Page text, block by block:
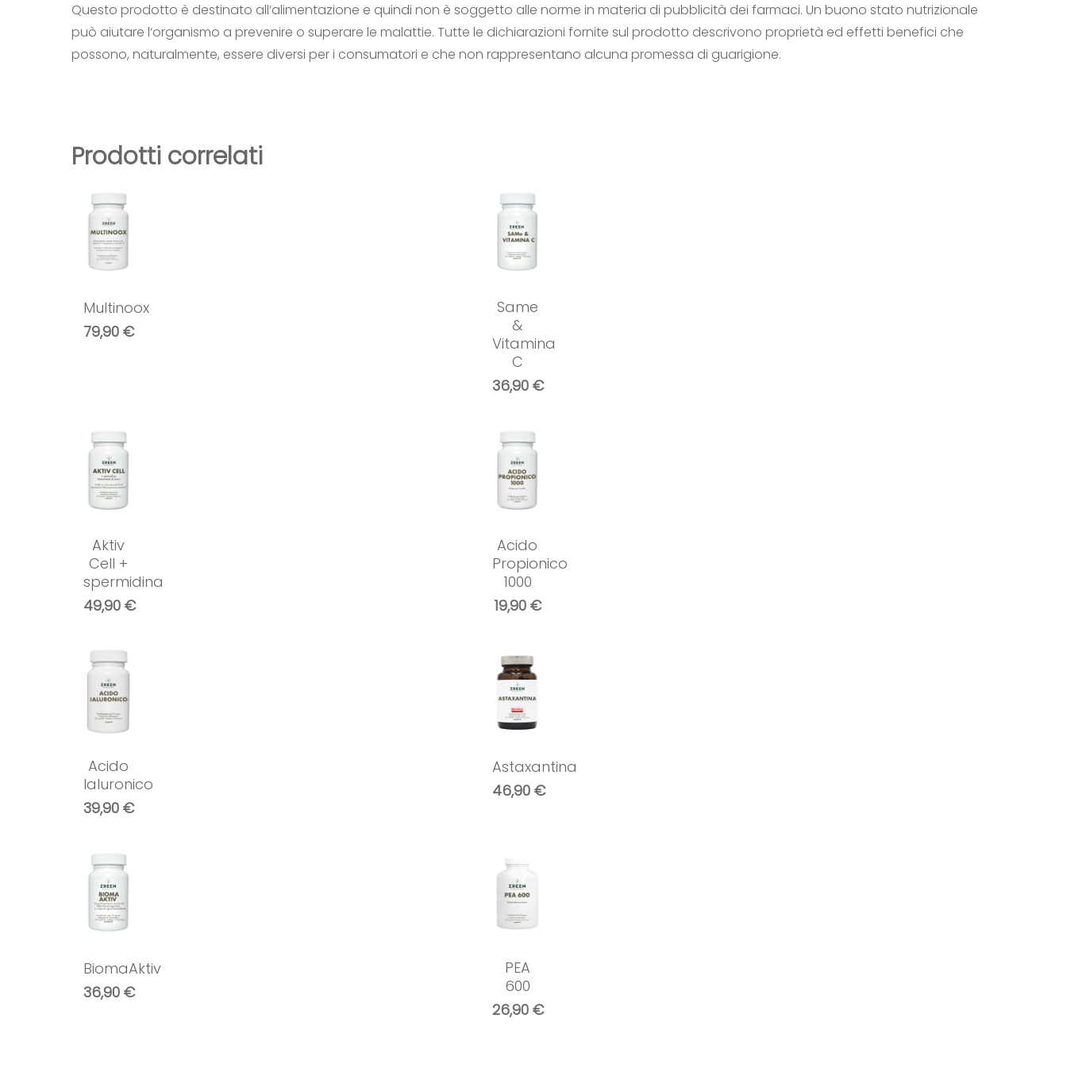
Questo prodotto è destinato all‘alimentazione e quindi non è soggetto alle norme in materia di pubblicità dei farmaci. Un buono stato nutrizionale
può aiutare l‘organismo a prevenire o superare le malattie. Tutte le dichiarazioni fornite sul prodotto descrivono proprietà ed effetti benefici che
possono, naturalmente, essere diversi per i consumatori e che non rappresentano alcuna promessa di guarigione.
Prodotti correlati
Multinoox
79,90 €
Same
&
Vitamina
C
36,90 €
Aktiv
Cell +
spermidina
49,90 €
Acido
Propionico
1000
19,90 €
Acido
Ialuronico
39,90 €
Astaxantina
46,90 €
BiomaAktiv
36,90 €
PEA
600
26,90 €